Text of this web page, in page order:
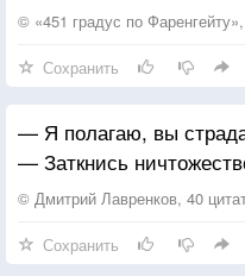
© «451 градус по
Сохранить
— Я полагаю, вы
— Заткнись
© Дмитрий Лавренков, 40
Сохранить